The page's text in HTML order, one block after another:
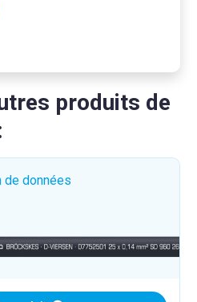
produits de
de données